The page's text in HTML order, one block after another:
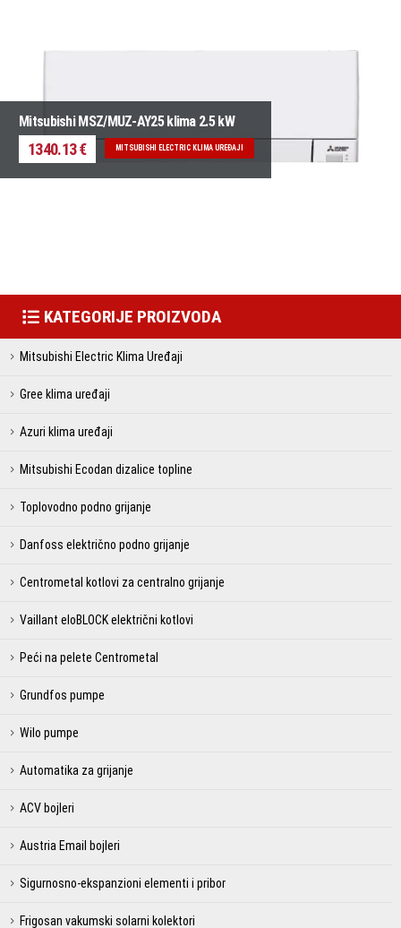
Mitsubishi MSZ/MUZ-AY25 klima 2.5 kW
1340.13 € MITSUBISHI ELECTRIC KLIMA UREĐAJI
KATEGORIJE PROIZVODA
Mitsubishi Electric Klima Uređaji
Gree klima uređaji
Azuri klima uređaji
Mitsubishi Ecodan dizalice topline
Toplovodno podno grijanje
Danfoss električno podno grijanje
Centrometal kotlovi za centralno grijanje
Vaillant eloBLOCK električni kotlovi
Peći na pelete Centrometal
Grundfos pumpe
Wilo pumpe
Automatika za grijanje
ACV bojleri
Austria Email bojleri
Sigurnosno-ekspanzioni elementi i pribor
Frigosan vakumski solarni kolektori